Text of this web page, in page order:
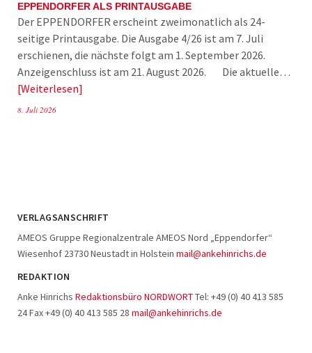
EPPENDORFER ALS PRINTAUSGABE
Der EPPENDORFER erscheint zweimonatlich als 24-
seitige Printausgabe. Die Ausgabe 4/26 ist am 7. Juli
erschienen, die nächste folgt am 1. September 2026.
Anzeigenschluss ist am 21. August 2026. Die aktuelle…
Weiterlesen
8. Juli 2026
VERLAGSANSCHRIFT
AMEOS Gruppe Regionalzentrale AMEOS Nord „Eppendorfer“
Wiesenhof 23730 Neustadt in Holstein mail@ankehinrichs.de
REDAKTION
Anke Hinrichs Redaktionsbüro NORDWORTTel: +49 (0) 40 413 585
24 Fax +49 (0) 40 413 585 28 mail@ankehinrichs.de